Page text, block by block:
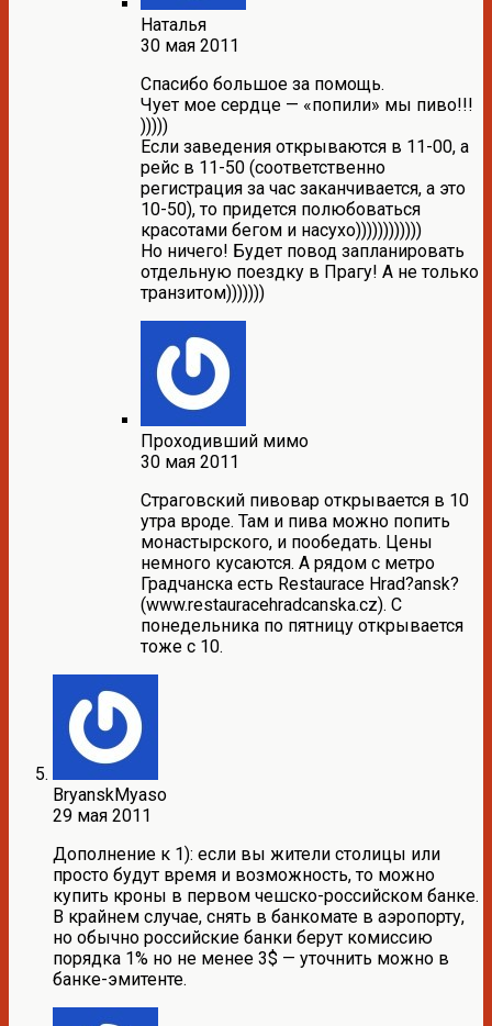
Наталья
30 мая 2011
Спасибо большое за помощь.
Чует мое сердце — «попили» мы пиво!!!
)))))
Если заведения открываются в 11-00, а
рейс в 11-50 (соответственно
регистрация за час заканчивается, а это
10-50), то придется полюбоваться
красотами бегом и насухо))))))))))))
Но ничего! Будет повод запланировать
отдельную поездку в Прагу! А не только
транзитом)))))))
Проходивший мимо
30 мая 2011
Страговский пивовар открывается в 10
утра вроде. Там и пива можно попить
монастырского, и пообедать. Цены
немного кусаются. А рядом с метро
Градчанска есть Restaurace Hrad?ansk?
(www.restauracehradcanska.cz). С
понедельника по пятницу открывается
тоже с 10.
BryanskMyaso
29 мая 2011
Дополнение к 1): если вы жители столицы или
просто будут время и возможность, то можно
купить кроны в первом чешско-российском банке.
В крайнем случае, снять в банкомате в аэропорту,
но обычно российские банки берут комиссию
порядка 1% но не менее 3$ — уточнить можно в
банке-эмитенте.